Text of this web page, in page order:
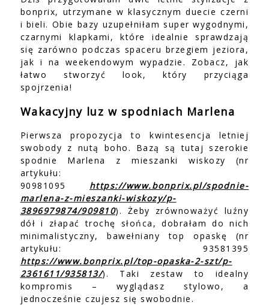
bonprix, utrzymane w klasycznym duecie czerni
i bieli. Obie bazy uzupełniłam super wygodnymi,
czarnymi klapkami, które idealnie sprawdzają
się zarówno podczas spaceru brzegiem jeziora,
jak i na weekendowym wypadzie. Zobacz, jak
łatwo stworzyć look, który przyciąga
spojrzenia!
Wakacyjny luz w spodniach Marlena
Pierwsza propozycja to kwintesencja letniej
swobody z nutą boho. Bazą są tutaj szerokie
spodnie Marlena z mieszanki wiskozy (nr
artykułu:
90981095 https://www.bonprix.pl/spodnie-
marlena-z-mieszanki-wiskozy/p-
3896979874/909810). Żeby zrównoważyć luźny
dół i złapać trochę słońca, dobrałam do nich
minimalistyczny, bawełniany top opaskę (nr
artykułu: 93581395
https://www.bonprix.pl/top-opaska-2-szt/p-
2361611/935813/). Taki zestaw to idealny
kompromis – wyglądasz stylowo, a
jednocześnie czujesz się swobodnie.